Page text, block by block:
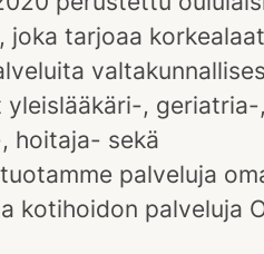
tarjoaa
yleislääkäri-, geriatria-
hoitaja- sekä
palveluja
kotihoidon palveluja